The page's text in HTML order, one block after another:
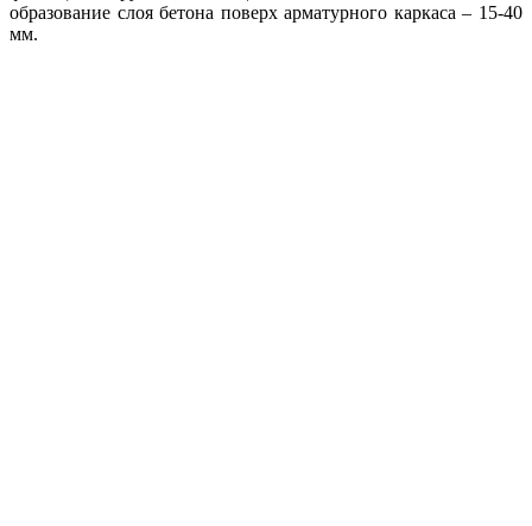
образование слоя бетона поверх арматурного каркаса – 15-40
мм.